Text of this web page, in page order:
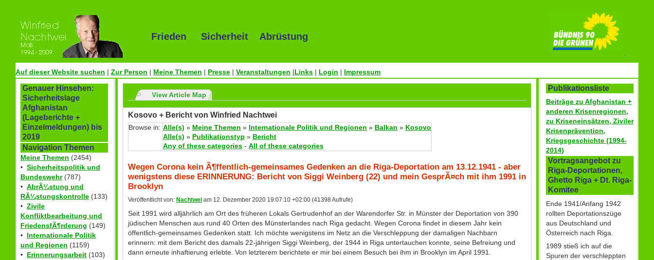
Frieden Sicherheit Abrüstung
Auf dieser Website suchen | Zur Person | Meine Themen | Presse | Veranstaltungen |Links | Login | Impressum
Genauer Hinsehen:
Sicherheitslage
Afghanistan
(Lageberichte +
Einzelmeldungen) bis
2019
Navigation Themen
Meine Themen (2454)
• Sicherheitspolitik und
Bundeswehr(787)
• AbrÃ¼stung und
RÃ¼stungskontrolle (133)
• Zivile
Konfliktbearbeitung und
FriedensfÃ¶rderung (149)
• Internationale Politik
und Regionen (1159)
• Erinnerungsarbeit (103)
View Article Map
Kosovo + Bericht von Winfried Nachtwei
Browse in: Alle(s) » Meine Themen » Internationale Politik und Regionen » Balkan » Kosovo
Alle(s) » Publikationstyp » Bericht
Any of these categories - All of these categories
Wegen Corona kein Ã¶ffentlich-gemeinsames Gedenken an die Riga-Deportation am 13.12.1941 - aber
wenigstens diese ERINNERUNG: Bericht von Siggi Weinberg (22) und mein GesprÃ¤ch mit ihm 1991 in
Brooklyn
Veröffentlicht von: Nachtwei am 12. Dezember 2020 19:07:10 +02:00 (41398 Aufrufe)
Seit 1991 wird alljährlich am Ort des früheren Lokals Gertrudenhof an der Warendorfer Str. in Münster der Deportation von 390
jüdischen Menschen aus rund 40 Orten des Münsterlandes nach Riga gedacht. Wegen Corona findet in diesem Jahr kein
öffentlich-gemeinsames Gedenken statt. Ich möchte wenigstens im Netz an die Verschleppung der damaligen Nachbarn
erinnern: mit dem Bericht des damals 22-jährigen Siggi Weinberg, der 1944 in Riga untertauchen konnte, seine Befreiung und
dann erneute inhaftierung erlebte. Von letzterem berichtete er mir bei einem Besuch bei ihm in Brooklyn im April 1991.
Publikationsliste
Beiträge zu Afghanistan +
anderen Krisenregionen,
zu Kriseneinsätzen, Ziviler
Krisenprävention,
Kriegsgeschichte (1994-
2014)
Vortragsangebot zu
Riga-Deportationen,
Ghetto Riga + Dt. Riga-
Komitee
Ende 1941/Anfang 1942
rollten Deportationszüge
aus Deutschland und
Österreich nach Riga.
1989 stieß ich auf die
Spuren der verschleppten